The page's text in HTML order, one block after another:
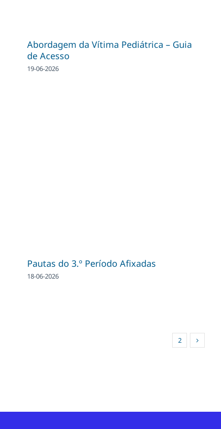
Abordagem da Vítima Pediátrica – Guia
de Acesso
19-06-2026
Pautas do 3.º Período Afixadas
18-06-2026
2